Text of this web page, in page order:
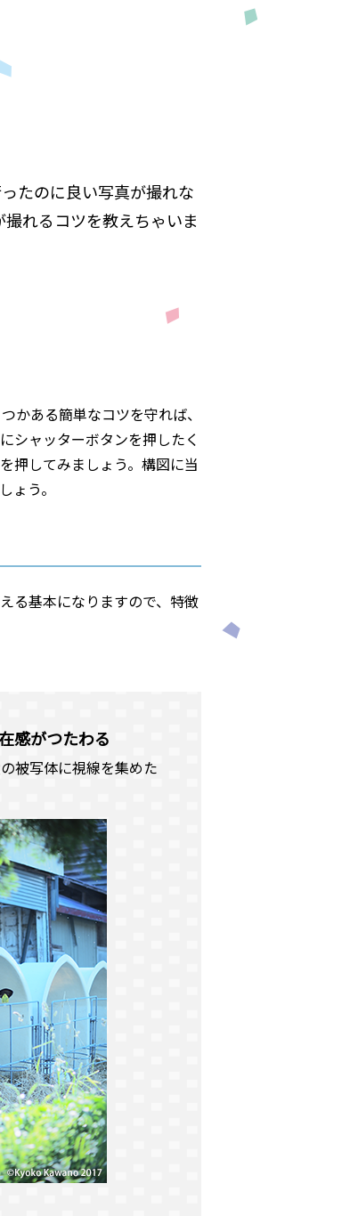
たのに良い写真が撮れな
れるコツを教えちゃいま
かある簡単なコツを守れば、
シャッターボタンを押したく
押してみましょう。構図に当
う。
る基本になりますので、特徴
感がつたわる
被写体に視線を集めた